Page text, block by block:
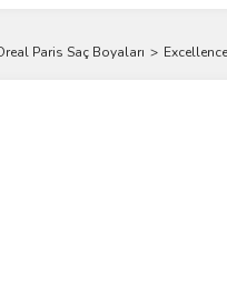
Paris Saç Boyaları